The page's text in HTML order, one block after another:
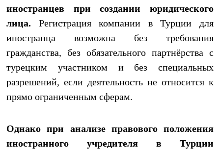
иностранцев при создании юридического
лица. Регистрация компании в Турции для
иностранца возможна без требования
гражданства, без обязательного партнёрства с
турецким участником и без специальных
разрешений, если деятельность не относится к
прямо ограниченным сферам.
Однако при анализе правового положения
иностранного учредителя в Турции